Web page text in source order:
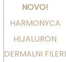
NOVO!
HARMONYCA
HIJALURON
DERMALNI FILERI